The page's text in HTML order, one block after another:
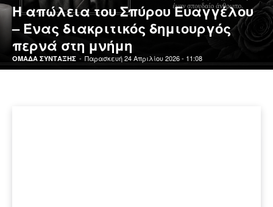
Η απώλεια του Σπύρου Ευαγγέλου
– Ένας διακριτικός δημιουργός
περνά στη μνήμη
ΟΜΑΔΑ ΣΥΝΤΑΞΗΣ - Παρασκευή 24 Απριλίου 2026 - 11:08